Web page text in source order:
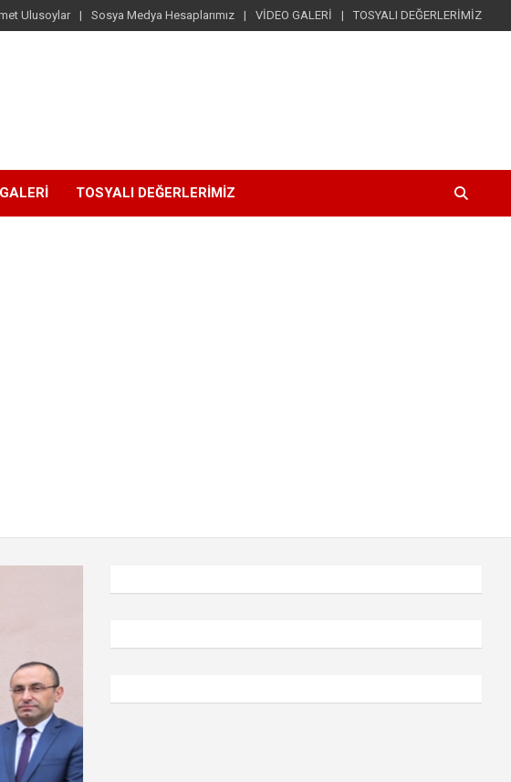
Ulusoylar Sosya Medya Hesaplarımız VİDEO GALERİ TOSYALI DEĞERLERİMİZ
TOSYALI DEĞERLERİMİZ